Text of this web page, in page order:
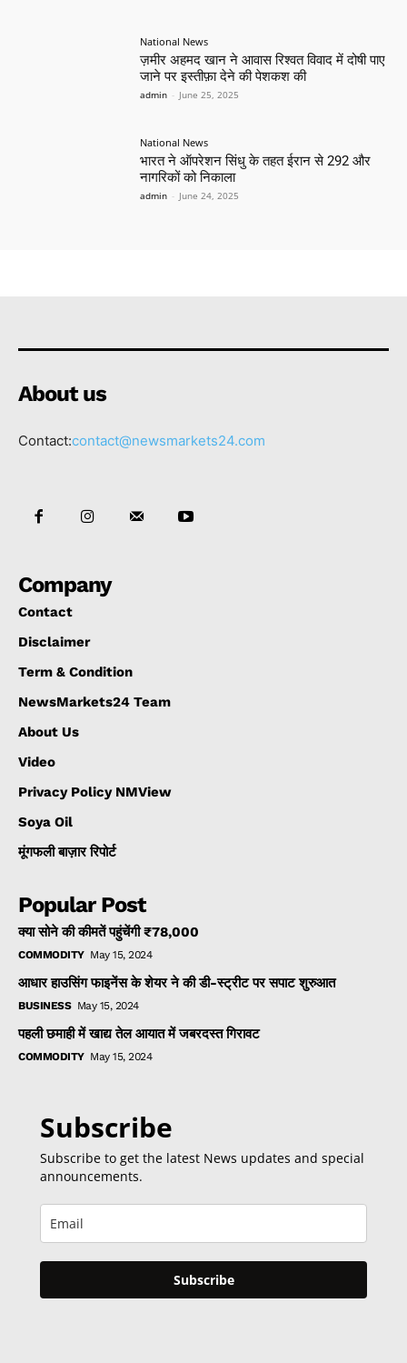
National News
ज़मीर अहमद खान ने आवास रिश्वत विवाद में दोषी पाए
जाने पर इस्तीफ़ा देने की पेशकश की
admin - June 25, 2025
National News
भारत ने ऑपरेशन सिंधु के तहत ईरान से 292 और
नागरिकों को निकाला
admin - June 24, 2025
About us
Contact:contact@newsmarkets24.com
Company
Contact
Disclaimer
Term & Condition
NewsMarkets24 Team
About Us
Video
Privacy Policy NMView
Soya Oil
मूंगफली बाज़ार रिपोर्ट
Popular Post
क्या सोने की कीमतें पहुंचेंगी ₹78,000
COMMODITY May 15, 2024
आधार हाउसिंग फाइनेंस के शेयर ने की डी-स्ट्रीट पर सपाट शुरुआत
BUSINESS May 15, 2024
पहली छमाही में खाद्य तेल आयात में जबरदस्त गिरावट
COMMODITY May 15, 2024
Subscribe
Subscribe to get the latest News updates and special
announcements.
Subscribe